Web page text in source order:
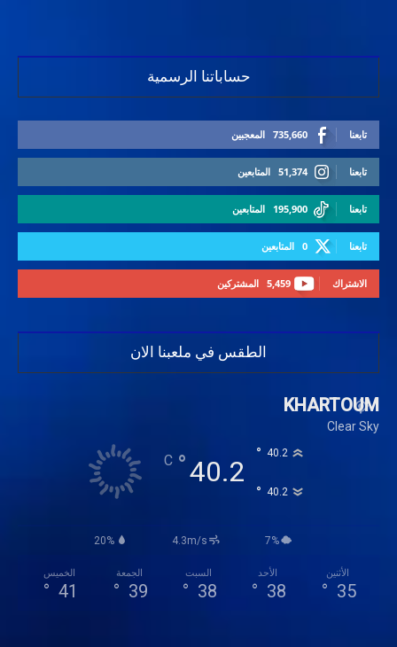
حساباتنا الرسمية
735,660 المعجبين تابعنا
51,374 المتابعين تابعنا
195,900 المتابعين تابعنا
0 المتابعين تابعنا
5,459 المشتركين الاشتراك
الطقس في ملعبنا الان
KHARTOUM
Clear Sky
40.2
°
C 40.2
°
40.2
°
20% 4.3m/s 7%
الخميس
41
°
الجمعة
39
°
السبت
38
°
الأحد
38
°
الأثنين
35
°